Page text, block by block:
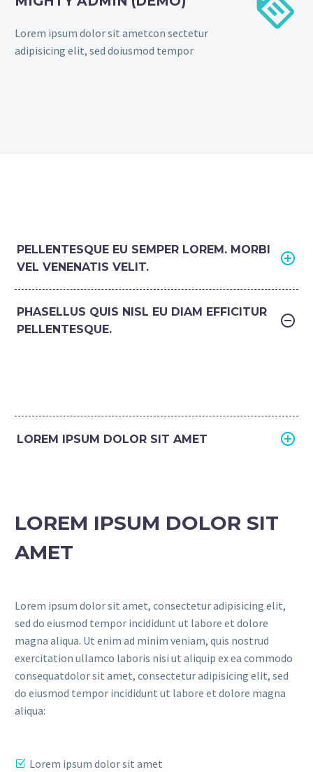
Lorem ipsum dolor sit ametcon sectetur
adipisicing elit, sed doiusmod tempor


PELLENTESQUE EU SEMPER LOREM. MORBI
VEL VENENATIS VELIT.
PHASELLUS QUIS NISL EU DIAM EFFICITUR
PELLENTESQUE.
LOREM IPSUM DOLOR SIT AMET
LOREM IPSUM DOLOR SIT
AMET
Lorem ipsum dolor sit amet, consectetur adipisicing elit,
sed do eiusmod tempor incididunt ut labore et dolore
magna aliqua. Ut enim ad minim veniam, quis nostrud
exercitation ullamco laboris nisi ut aliquip ex ea commodo
consequatdolor sit amet, consectetur adipisicing elit, sed
do eiusmod tempor incididunt ut labore et dolore magna
aliqua:
Lorem ipsum dolor sit amet